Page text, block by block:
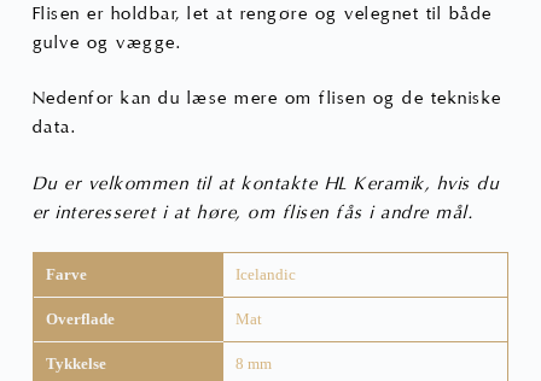
Flisen er holdbar, let at rengøre og velegnet til både
gulve og vægge.
Nedenfor kan du læse mere om flisen og de tekniske
data.
Du er velkommen til at kontakte HL Keramik, hvis du
er interesseret i at høre, om flisen fås i andre mål.
Farve Icelandic
Overflade Mat
Tykkelse 8 mm